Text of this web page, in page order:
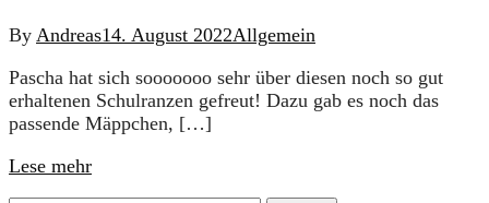
By Andreas14. August 2022Allgemein
Pascha hat sich sooooooo sehr über diesen noch so gut
erhaltenen Schulranzen gefreut! Dazu gab es noch das
passende Mäppchen, […]
Lese mehr